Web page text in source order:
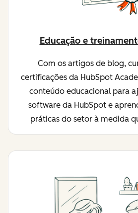
Educação e
Com os artigos de blog,
certificações da HubSpot
conteúdo educacional para
software da HubSpot e
práticas do setor à medida